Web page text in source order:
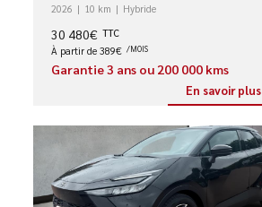
2026 10 km Hybride
30 480€ TTC
À partir de 389€ /MOIS
Garantie 3 ans ou 200 000 kms
En savoir plus